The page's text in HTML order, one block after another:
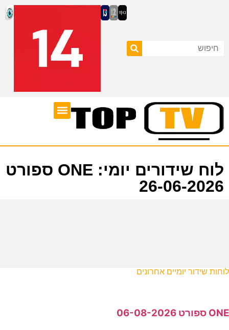
לוח שידורים יומי: ONE ספורט
26-06-2026
לוחות שידור יומיים אחרונים
ONE ספורט 06-08-2026